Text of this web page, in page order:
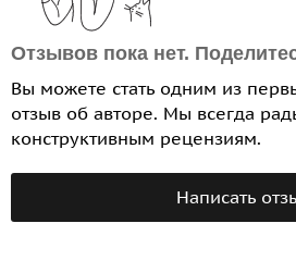
Отзывов пока нет.
Вы можете стать одним из
отзыв об авторе. Мы всегда
конструктивным рецензиям.
Написать